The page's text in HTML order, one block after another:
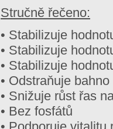
Stručně řečeno:
• Stabilizuje
• Stabilizuje
• Stabilizuje
• Odstraňuje
• Snižuje růst řas
• Bez fosfátů